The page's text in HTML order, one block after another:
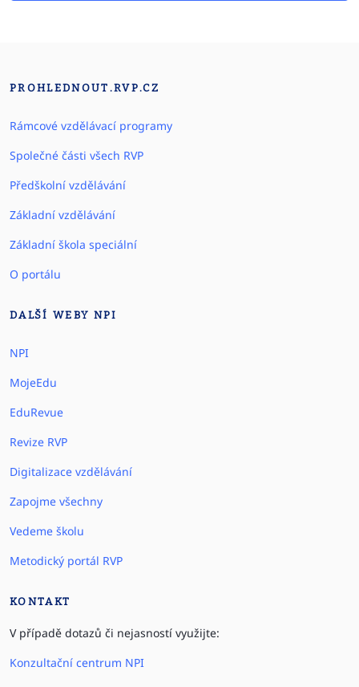
PROHLEDNOUT.RVP.CZ
Rámcové vzdělávací programy
Společné části všech RVP
Předškolní vzdělávání
Základní vzdělávání
Základní škola speciální
O portálu
DALŠÍ WEBY NPI
NPI
MojeEdu
EduRevue
Revize RVP
Digitalizace vzdělávání
Zapojme všechny
Vedeme školu
Metodický portál RVP
KONTAKT
V případě dotazů či nejasností využijte:
Konzultační centrum NPI